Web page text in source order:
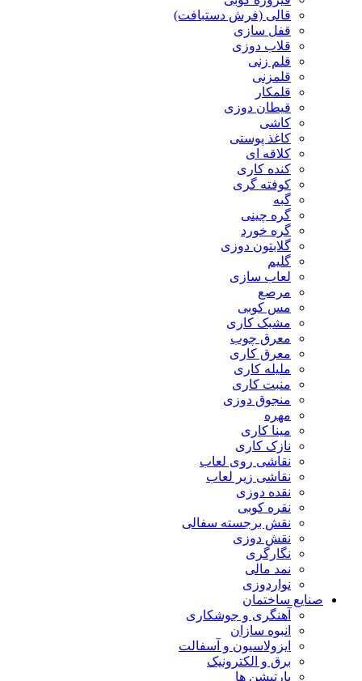
قالی (فرش دستبافت)
قفل سازی
قلاب دوزی
قلم زنی
قلمزنی
قلمکار
قیطان دوزی
کاشی
کاغذ پوستی
کلاقه ای
کنده کاری
کوفته گری
گبه
گره چینی
گره خورد
گلابتون دوزی
گلیم
لعاب سازی
مرصع
مس کوبی
مشبک کاری
معرق چوب
معرق کاری
مليله کاری
منبت کاری
منجوق دوزی
مهره
مینا کاری
نازک کاری
نقاشی روی لعاب
نقاشی زیر لعاب
نقده دوزی
نقره کوبی
نقش برجسته سفالی
نقش دوزی
نگارگری
نمد مالی
نواردوزی
صنایع ساختمان
آهنگری و جوشکاری
انبوه سازان
ایزولاسیون و آسفالت
برق و الکترونیک
پارتیشن ها